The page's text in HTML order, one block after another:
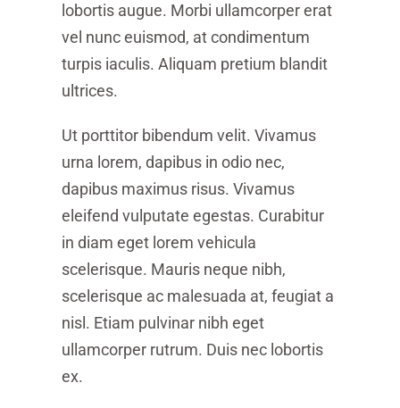
lobortis augue. Morbi ullamcorper erat
vel nunc euismod, at condimentum
turpis iaculis. Aliquam pretium blandit
ultrices.
Ut porttitor bibendum velit. Vivamus
urna lorem, dapibus in odio nec,
dapibus maximus risus. Vivamus
eleifend vulputate egestas. Curabitur
in diam eget lorem vehicula
scelerisque. Mauris neque nibh,
scelerisque ac malesuada at, feugiat a
nisl. Etiam pulvinar nibh eget
ullamcorper rutrum. Duis nec lobortis
ex.